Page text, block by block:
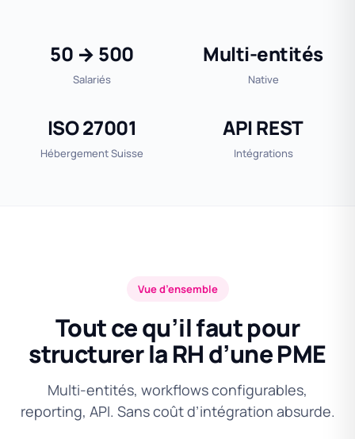
50 → 500
Salariés
Multi-entités
Native
ISO 27001
Hébergement Suisse
API REST
Intégrations
Vue d’ensemble
Tout ce qu’il faut pour
structurer la RH d’une PME
Multi-entités, workflows configurables,
reporting, API. Sans coût d’intégration absurde.